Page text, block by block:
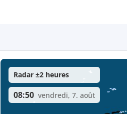
Radar ±2 heures
08:50 vendredi, 7. août